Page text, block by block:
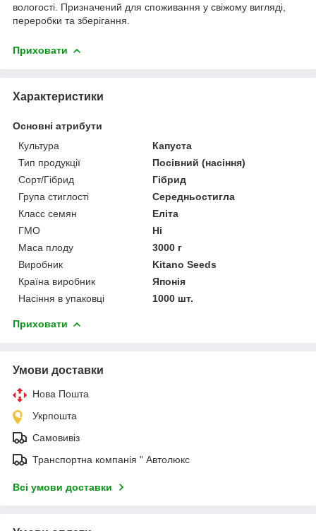
вологості. Призначений для споживання у свіжому вигляді,
переробки та зберігання.
Приховати
Характеристики
Основні атрибути
Культура
Капуста
Тип продукції
Посівний (насіння)
Сорт/Гібрид
Гібрид
Група стиглості
Середньостигла
Класс семян
Еліта
ГМО
Ні
Маса плоду
3000 г
Виробник
Kitano Seeds
Країна виробник
Японія
Насіння в упаковці
1000 шт.
Приховати
Умови доставки
Нова Пошта
Укрпошта
Самовивіз
Транспортна компанія " Автолюкс
Всі умови доставки